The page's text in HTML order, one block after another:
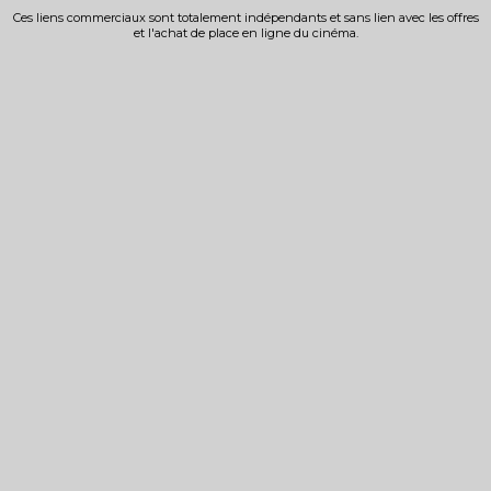
Ces liens commerciaux sont totalement indépendants et sans lien avec les offres
et l'achat de place en ligne du cinéma.